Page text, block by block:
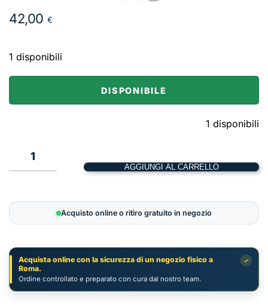
42,00 €
1 disponibili
DISPONIBILE
1 disponibili
1
d’armi
a
|
Warhammer
Age
of
AGGIUNGI AL CARRELLO
Acquisto online o ritiro gratuito in negozio
✓
Acquista online con la sicurezza di un negozio fisico a
Roma.
Ordine controllato e preparato con cura dal nostro team.